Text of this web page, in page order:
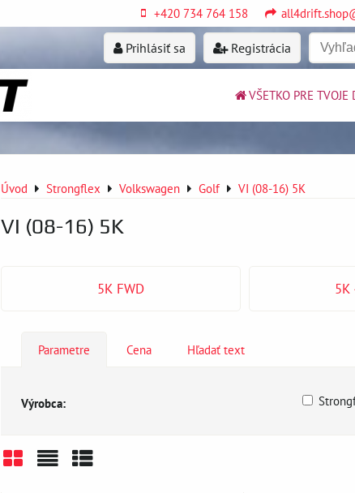
+420 734 764 158
Prihlásiť sa Registrácia
VŠETKO PRE TVOJE
Úvod Strongflex Volkswagen Golf VI (08-16) 5K
VI (08-16) 5K
5K FWD 5K
Parametre Cena Hľadať text
Výrobca: